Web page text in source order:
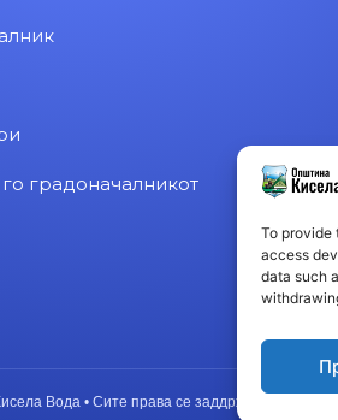
To provide
access
data such
градоначалникот
Вода • Сите права се заддржани